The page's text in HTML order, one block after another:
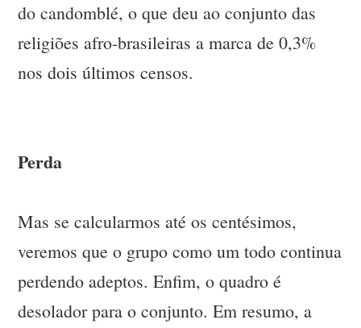
do candomblé, o que deu ao conjunto das
religiões afro-brasileiras a marca de 0,3%
nos dois últimos censos.
Perda
Mas se calcularmos até os centésimos,
veremos que o grupo como um todo continua
perdendo adeptos. Enfim, o quadro é
desolador para o conjunto. Em resumo, a